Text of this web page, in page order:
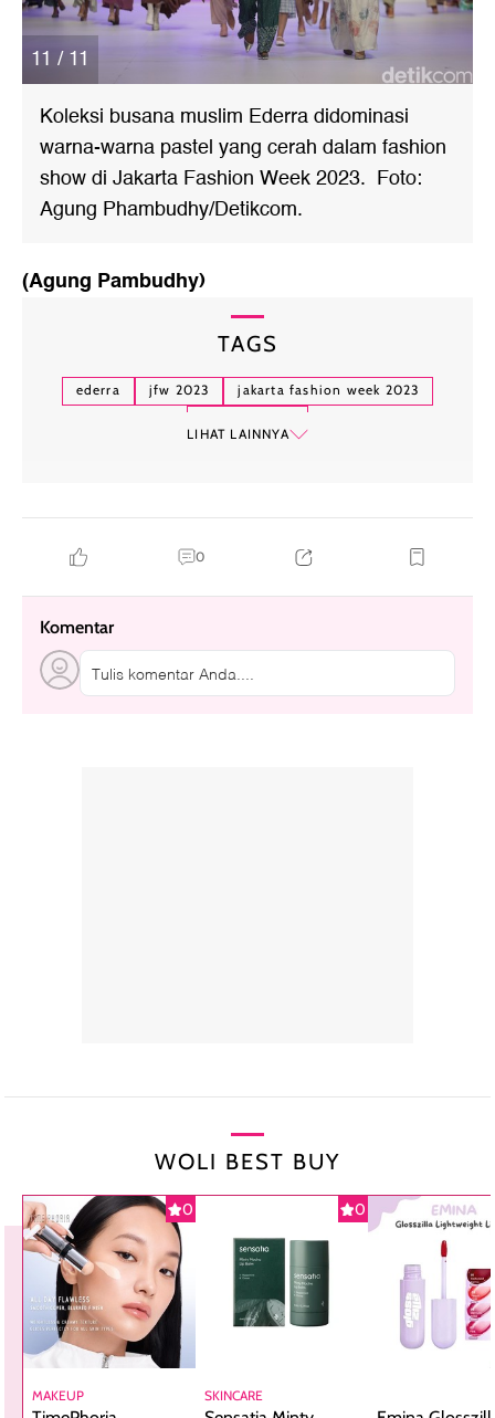
11 / 11
Koleksi busana muslim Ederra didominasi
warna-warna pastel yang cerah dalam fashion
show di Jakarta Fashion Week 2023. Foto:
Agung Phambudhy/Detikcom.
(Agung Pambudhy)
TAGS
ederra jfw 2023
jakarta fashion week 2023
LIHAT LAINNYA
0
Komentar
Tulis komentar Anda....
WOLI BEST BUY
0
MAKEUP
0
SKINCARE